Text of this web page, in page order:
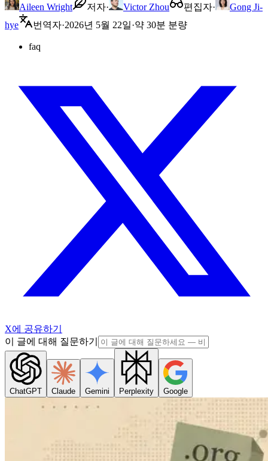
Aileen Wright 저자· Victor Zhou 편집자·
Gong Ji-
hye
번역자·2026년 5월 22일·약 30분 분량
faq
X에 공유하기
이 글에 대해 질문하기
ChatGPT Claude Gemini Perplexity Google